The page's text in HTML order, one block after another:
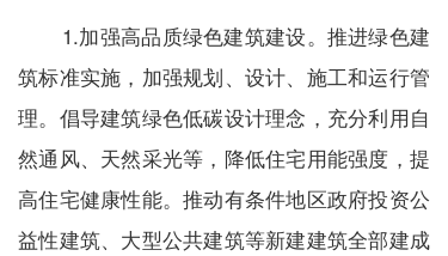
1.加强高品质绿色建筑建设。推进绿色建
筑标准实施，加强规划、设计、施工和运行管
理。倡导建筑绿色低碳设计理念，充分利用自
然通风、天然采光等，降低住宅用能强度，提
高住宅健康性能。推动有条件地区政府投资公
益性建筑、大型公共建筑等新建建筑全部建成